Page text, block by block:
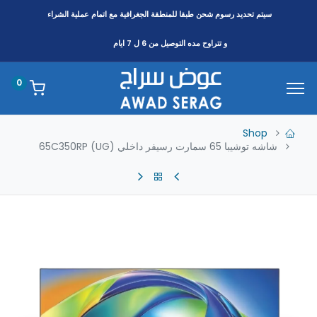
سيتم تحديد رسوم شحن طبقا للمنطقةالجغرافية مع اتمام عملية الشراء
و تتراوح مده التوصيل من 6 ل 7 ايام
0
Shop
شاشه توشيبا 65 سمارت رسيفر داخلي 65C350RP (UG)